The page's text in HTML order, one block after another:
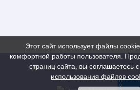
Администратор сайта-Потапов
Этот сайт использует файлы
комфортной работы пользователя.
страниц сайта, вы соглашаетесь с
использования файлов